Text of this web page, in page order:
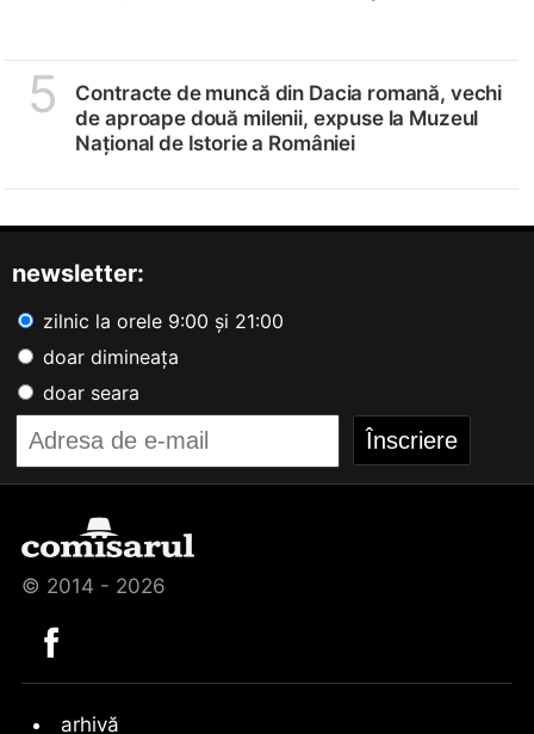
5
Contracte de muncă din Dacia romană, vechi
de aproape două milenii, expuse la Muzeul
Național de Istorie a României
newsletter:
zilnic la orele 9:00 și 21:00
doar dimineața
doar seara
© 2014 - 2026
arhivă